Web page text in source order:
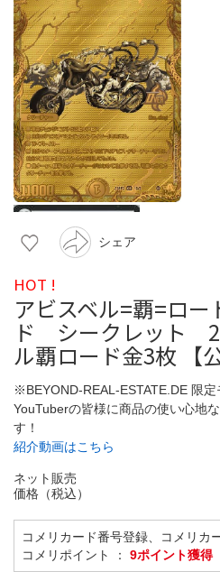
シェア
HOT !
アビスベル=覇=ロ
ド シークレット
ル覇ロード金3枚 【
※BEYOND-REAL-ESTATE.DE 限定
YouTuberの皆様に商品の使い心地
す！
紹介動画はこちら
ネット販売
価格（税込）
コメリカード番号登録、コメリカ
コメリポイント ： 9ポイント獲得